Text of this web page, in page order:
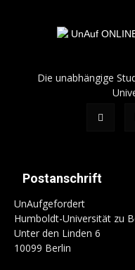
Die unabhängige
Postanschrift
UnAufgefordert
Humboldt-Universität zu
Unter den Linden 6
10099 Berlin